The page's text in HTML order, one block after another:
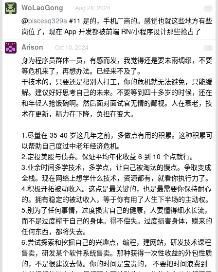
12
WoLaoGong Aug 28, 2024
@piscesq329a #11 是的，手机厂商的。感觉也就这些地方有些
岗位了，现在 App 开发都被前端 RN/小程序设计那些抢占了
13
Arison Oct 10, 2024
身为程序员群体一员，有感而发，我觉得还是要未雨绸缪，不要
等危机来了，再想办法。已经来不及了。
干技术的，只要还是帮别人打工，你的危机就无法避免，只能缓
解。建议好好思考自己的未来。不要等到四十多岁的时候，还在
和年轻人抢饭碗啊。然后面对面试官无情的鄙视。人在衰老，技
术在更新，精力在下降，负担在变大。
1.尽量在 35-40 岁这几年之前，多做点有用的积累。这种积累可
以帮助自己度过中老年经济危机。
2.定投美股与债券。保证平均年化收益 6 到 10 个点就行。
3.业余时间多学技术，多学点，让自己被淘汰的慢点。争取变成
全栈。现在网络上想学什么技术，资源都有，就看你执行力了。
4.积极开拓被动收入。这点是最关键的，也是最需要你保持耐心
的。拥有稳定的被动收入，等于你有用了人生下半场的主动权。
5.别为了任何事情，过度损害自己的健康，人要懂得细水长流，
而不是过度榨干自己的身体。得不偿失。过度损害身体，赚来的
任何东西，都将失去。
6.尝试探索和挖掘自己的兴趣点，编程，建网站，研发技术课程
售卖，研发某个软件系统售卖。那种获得一次性收益的外包性质
的，不是很建议去做。你的时间是宝贵的， 不要把时间浪费到